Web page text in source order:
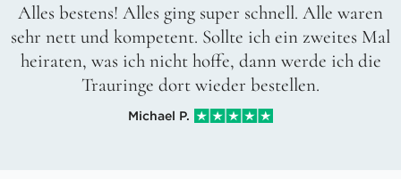
Alles bestens! Alles ging super schnell. Alle waren
sehr nett und kompetent. Sollte ich ein zweites Mal
heiraten, was ich nicht hoffe, dann werde ich die
Trauringe dort wieder bestellen.
Michael P.